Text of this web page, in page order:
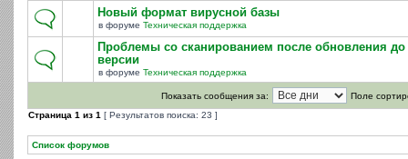
Новый формат вирусной базы
в форуме Техническая поддержка
Проблемы со сканированием после обновления до
версии
в форуме Техническая поддержка
Показать сообщения за:
Поле
Страница 1 из 1 [ Результатов поиска: 23 ]
Список форумов